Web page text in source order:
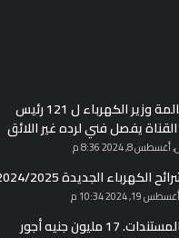
بعد مكالمة وزير الكهرباء ل 121 رئيس
يفصل فني لرده غير اللائق
8, 2024 8:36 م
الكهرباء الجديدة 2024/2025
19, 2024 10:34 م
انفراد بالمستندات. 17 مليون جنيه أجور